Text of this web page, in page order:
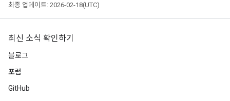
최종 업데이트: 2026-02-18(UTC)
최신 소식 확인하기
블로그
포럼
GitHub